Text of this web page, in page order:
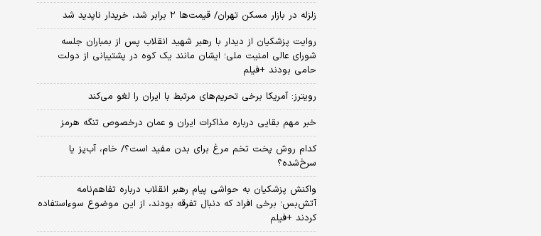
زلزله در بازار مسکن تهران/ قیمت‌ها ۲ برابر شد، خریدار ناپدید شد
روایت پزشکیان از دیدار با رهبر شهید انقلاب پس از بمباران جلسه
شورای عالی امنیت ملی؛ ایشان مانند یک کوه در پشتیبانی از دولت
حامی بودند +فیلم
رویترز: آمریکا برخی تحریم‌های مرتبط با ایران را لغو می‌کند
خبر مهم بقایی درباره مذاکرات ایران و عمان درخصوص تنگه هرمز
کدام روش پخت تخم مرغ برای بدن مفید است؟/ خام، آب‌پز یا
سرخ‌شده؟
واکنش پزشکیان به حواشی پیام رهبر انقلاب درباره تفاهم‌نامه
آتش‌بس؛ برخی افراد که دنبال تفرقه بودند، از این موضوع سوءاستفاده
کردند +فیلم